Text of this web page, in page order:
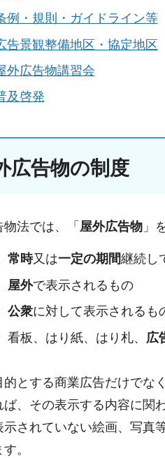
例・規則・ガイドライン等
告景観整備地区・協定地区
外広告物講習会
及啓発
広告物の制度
法では、「 屋外広告物 」
常時又は一定の期間継続し
屋外で表示されるもの
公衆に対して表示されるも
看板、はり紙、はり札、
広
的とする商業広告だけでな
、その表示する内容に関
示されていない絵画、写真
。